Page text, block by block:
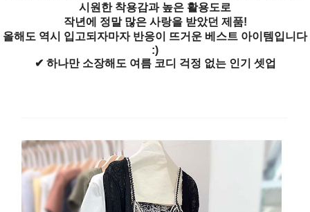
시원한 착용감과 높은 활용도로
작년에 정말 많은 사랑을 받았던 제품!
올해도 역시 입고되자마자 반응이 뜨거운 베스트 아이템입니다
:)
✔ 하나만 소장해도 여름 코디 걱정 없는 인기 셋업